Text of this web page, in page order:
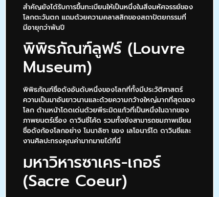
สำคัญยังได้รับการขึ้นทะเบียนให้เป็นหนึ่งในสิ่งมหัศจรรย์ของ
โลกตะวันตก แถมด้วยความคลาสสิกของสถาปัตยกรรมที่
มีอายุกว่าพันปี
พิพิธภัณฑ์ลูฟร์ (Louvre
Museum)
พิพิธภัณฑ์ชื่อดังอันดับหนึ่งของโลกที่ทั้งมีประวัติศาสตร์
ความเป็นมาอันยาวนานและด้วยความกว้างใหญ่มากที่สุดของ
โลก ด้านหน้าโดดเด่นด้วยพีระมิดแก้วที่เป็นหนึ่งในฉากของ
ภาพยนตร์เรื่อง ดาวินชี่โค้ด รวมทั้งยังสามารถชมภาพเขียน
ชื่อดังก้องโลกอย่าง โมนาลิซา ของ เลโอนาร์โด ดาวินชีและ
งานศิลปะทรงคุณค่ามากมายได้ที่นี่
มหาวิหารซาเคร-เกอร์
(Sacre Coeur)